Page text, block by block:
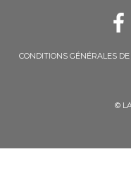
CONDITIONS GÉNÉRALES
©